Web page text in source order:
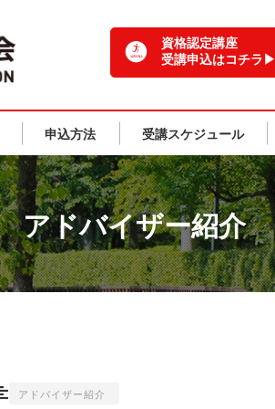
資格認定講座
受講申込はコチラ▶
申込方法 受講スケジュール
アドバイザー紹介
アドバイザー紹介